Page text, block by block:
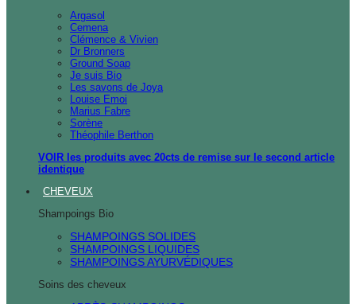
Argasol
Cemena
Clémence & Vivien
Dr Bronners
Ground Soap
Je suis Bio
Les savons de Joya
Louise Emoi
Marius Fabre
Sorène
Théophile Berthon
VOIR les produits avec 20cts de remise sur le second article
identique
CHEVEUX
Shampoings Bio
SHAMPOINGS SOLIDES
SHAMPOINGS LIQUIDES
SHAMPOINGS AYURVÉDIQUES
Soins des cheveux